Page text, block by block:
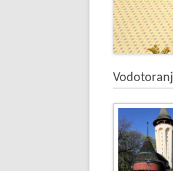
Vodotoranj